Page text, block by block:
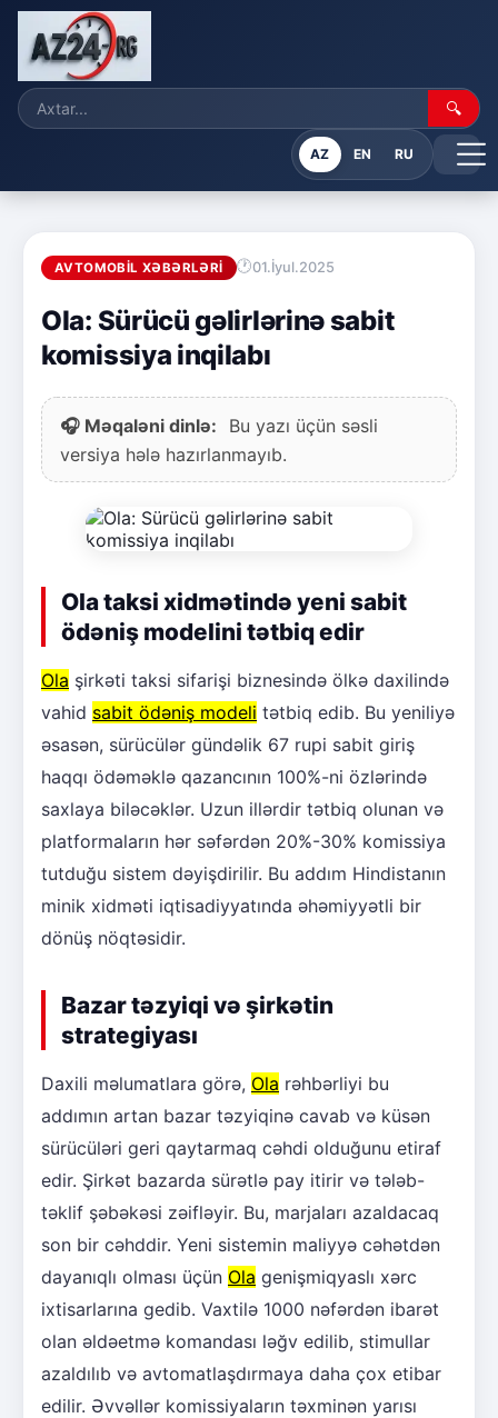
🔍
AZ EN RU
AVTOMOBIL XƏBƏRLƏRI 01.İyul.2025
Ola: Sürücü gəlirlərinə sabit
komissiya inqilabı
🎧 Məqaləni dinlə:
Bu yazı üçün səsli
versiya hələ hazırlanmayıb.
Ola taksi xidmətində yeni sabit
ödəniş modelini tətbiq edir
Ola şirkəti taksi sifarişi biznesində ölkə daxilində
vahid sabit ödəniş modeli tətbiq edib. Bu yeniliyə
əsasən, sürücülər gündəlik 67 rupi sabit giriş
haqqı ödəməklə qazancının 100%-ni özlərində
saxlaya biləcəklər. Uzun illərdir tətbiq olunan və
platformaların hər səfərdən 20%-30% komissiya
tutduğu sistem dəyişdirilir. Bu addım Hindistanın
minik xidməti iqtisadiyyatında əhəmiyyətli bir
dönüş nöqtəsidir.
Bazar təzyiqi və şirkətin
strategiyası
Daxili məlumatlara görə, Ola rəhbərliyi bu
addımın artan bazar təzyiqinə cavab və küsən
sürücüləri geri qaytarmaq cəhdi olduğunu etiraf
edir. Şirkət bazarda sürətlə pay itirir və tələb-
təklif şəbəkəsi zəifləyir. Bu, marjaları azaldacaq
son bir cəhddir. Yeni sistemin maliyyə cəhətdən
dayanıqlı olması üçün Ola genişmiqyaslı xərc
ixtisarlarına gedib. Vaxtilə 1000 nəfərdən ibarət
olan əldəetmə komandası ləğv edilib, stimullar
azaldılıb və avtomatlaşdırmaya daha çox etibar
edilir. Əvvəllər komissiyaların təxminən yarısı